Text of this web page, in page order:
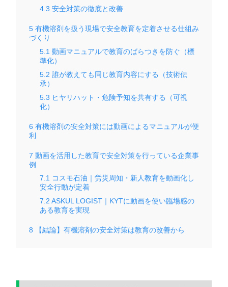
4.3 安全対策の徹底と改善
5 有機溶剤を扱う現場で安全教育を定着させる仕組み
づくり
5.1 動画マニュアルで教育のばらつきを防ぐ（標
準化）
5.2 誰が教えても同じ教育内容にする（技術伝
承）
5.3 ヒヤリハット・危険予知を共有する（可視
化）
6 有機溶剤の安全対策には動画によるマニュアルが便
利
7 動画を活用した教育で安全対策を行っている企業事
例
7.1 コスモ石油｜労災周知・新人教育を動画化し
安全行動が定着
7.2 ASKUL LOGIST｜KYTに動画を使い臨場感の
ある教育を実現
8 【結論】有機溶剤の安全対策は教育の改善から